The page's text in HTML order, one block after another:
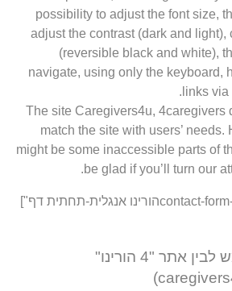
possibility to adjust the font size,
adjust the contrast (dark and light),
(reversible black and white),
navigate, using only the keyboard,
links
The site Caregivers4u, 4caregivers
match the site with users’ needs.
might be some inaccessible parts of
be glad if you’ll turn our
הסכם בין המשתמש לבין אתר "4 הורינו"